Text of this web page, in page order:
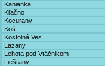
Kanianka
Kľačno
Kocurany
Koš
Kostolná Ves
Lazany
Lehota pod Vtáčnikom
Liešťany